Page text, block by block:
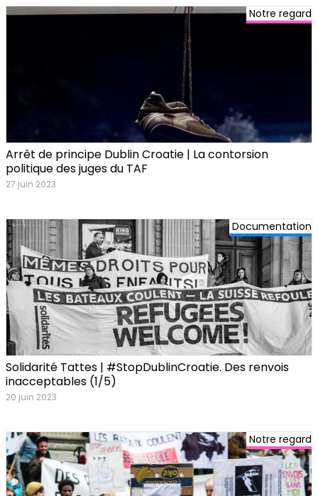
Notre regard
Arrêt de principe Dublin Croatie | La contorsion
politique des juges du TAF
27 juin 2023
Documentation
Solidarité Tattes | #StopDublinCroatie. Des renvois
inacceptables (1/5)
20 juin 2023
Notre regard